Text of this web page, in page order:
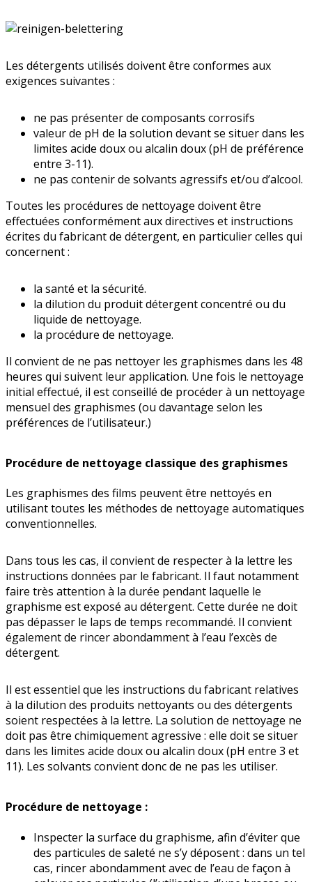
Les détergents utilisés doivent être conformes aux
exigences suivantes :
ne pas présenter de composants corrosifs
valeur de pH de la solution devant se situer dans les
limites acide doux ou alcalin doux (pH de préférence
entre 3-11).
ne pas contenir de solvants agressifs et/ou d’alcool.
Toutes les procédures de nettoyage doivent être
effectuées conformément aux directives et instructions
écrites du fabricant de détergent, en particulier celles qui
concernent :
la santé et la sécurité.
la dilution du produit détergent concentré ou du
liquide de nettoyage.
la procédure de nettoyage.
Il convient de ne pas nettoyer les graphismes dans les 48
heures qui suivent leur application. Une fois le nettoyage
initial effec­tué, il est conseillé de procéder à un nettoyage
mensuel des graphismes (ou davantage selon les
préférences de l’utilisateur.)
Procédure de nettoyage classique des graphismes
Les graphismes des films peuvent être nettoyés en
utilisant toutes les méthodes de nettoyage automatiques
conventionnelles.
Dans tous les cas, il convient de respecter à la lettre les
instructions données par le fabricant. Il faut notamment
faire très at­tention à la durée pendant laquelle le
graphisme est exposé au détergent. Cette durée ne doit
pas dépasser le laps de temps recommandé. Il convient
également de rincer abondamment à l’eau l’excès de
détergent.
Il est essentiel que les instructions du fabricant relatives
à la dilution des produits nettoyants ou des détergents
soient respec­tées à la lettre. La solution de nettoyage ne
doit pas être chimiquement agressive : elle doit se situer
dans les limites acide doux ou alcalin doux (pH entre 3 et
11). Les solvants convient donc de ne pas les utiliser.
Procédure de nettoyage :
Inspecter la surface du graphisme, afin d’éviter que
des particules de saleté ne s’y déposent : dans un tel
cas, rincer abondamment avec de l’eau de façon à